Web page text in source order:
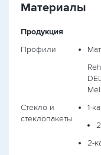
Материалы
Продукция
Профили
Стекло и
стеклопакеты
1-
2-